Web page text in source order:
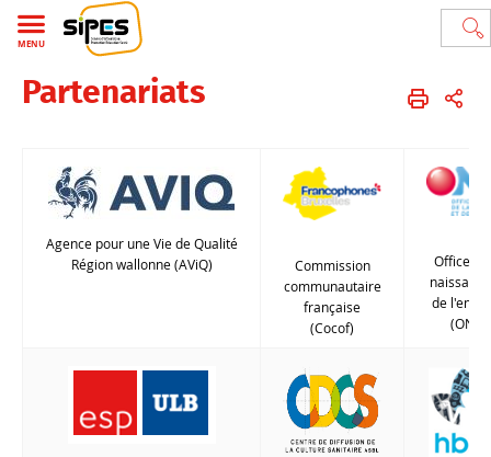
MENU
École de Santé publique
Service d'Information Promotion Éducation Santé (Sipes-ULB)
FR
Partenariats
Agence pour une Vie de Qualité
Région wallonne (AViQ)
Commission
communautaire
française
(Cocof)
Office de
de
(ONE)